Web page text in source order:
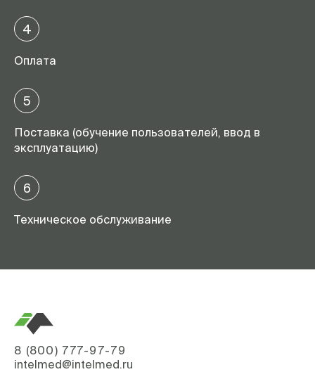
4
Оплата
5
Поставка (обучение пользователей, ввод в
эксплуатацию)
6
Техническое обслуживание
8 (800) 777-97-79
intelmed@intelmed.ru